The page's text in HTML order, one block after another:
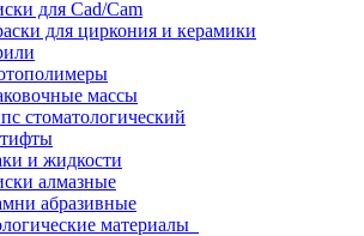
для Cad/Cam
для циркония и керамики
массы
стоматологический
и жидкости
алмазные
абразивные
материалы